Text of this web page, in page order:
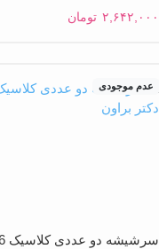
۲,۶۴۲,۰۰۰ تومان
عدم موجودی